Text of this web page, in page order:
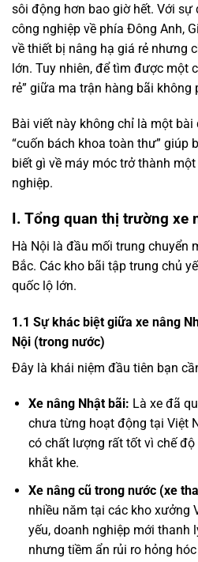
sôi động hơn bao giờ hết. Với sự
công nghiệp về phía Đông Anh,
về thiết bị nâng hạ giá rẻ nhưng
lớn. Tuy nhiên, để tìm được một
rẻ” giữa ma trận hàng bãi không
Bài viết này không chỉ là một
“cuốn bách khoa toàn thư” giúp
biết gì về máy móc trở thành
nghiệp.
I. Tổng quan thị trường xe
Hà Nội là đầu mối trung chuyển
Bắc. Các kho bãi tập trung chủ
quốc lộ lớn.
1.1 Sự khác biệt giữa xe nâng
Nội (trong nước)
Đây là khái niệm đầu tiên bạn
Xe nâng Nhật bãi: Là xe đã
chưa từng hoạt động tại Việt
có chất lượng rất tốt vì chế
khắt khe.
Xe nâng cũ trong nước (xe
nhiều năm tại các kho xưởng
yếu, doanh nghiệp mới thanh
nhưng tiềm ẩn rủi ro hỏng